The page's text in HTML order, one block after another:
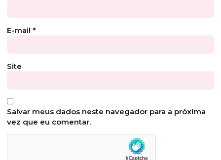
E-mail *
Site
Salvar meus dados neste navegador para a próxima
vez que eu comentar.